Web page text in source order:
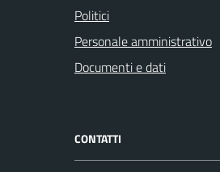
Politici
Personale amministrativo
Documenti e dati
CONTATTI